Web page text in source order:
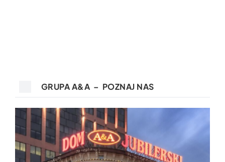
GRUPA A&A – POZNAJ NAS